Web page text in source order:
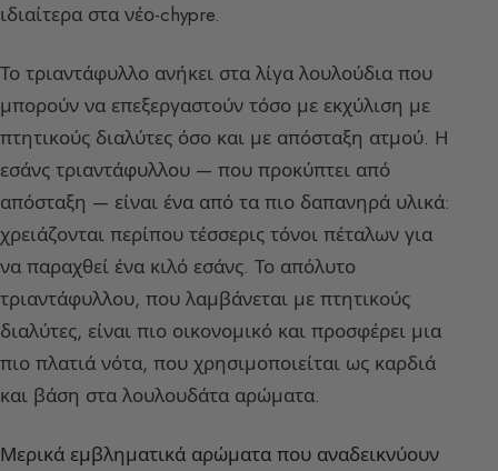
ιδιαίτερα στα νέο-chypre.
Το τριαντάφυλλο ανήκει στα λίγα λουλούδια που
μπορούν να επεξεργαστούν τόσο με εκχύλιση με
πτητικούς διαλύτες όσο και με απόσταξη ατμού. Η
εσάνς τριαντάφυλλου — που προκύπτει από
απόσταξη — είναι ένα από τα πιο δαπανηρά υλικά:
χρειάζονται περίπου τέσσερις τόνοι πέταλων για
να παραχθεί ένα κιλό εσάνς. Το απόλυτο
τριαντάφυλλου, που λαμβάνεται με πτητικούς
διαλύτες, είναι πιο οικονομικό και προσφέρει μια
πιο πλατιά νότα, που χρησιμοποιείται ως καρδιά
και βάση στα λουλουδάτα αρώματα.
Μερικά εμβληματικά αρώματα που αναδεικνύουν